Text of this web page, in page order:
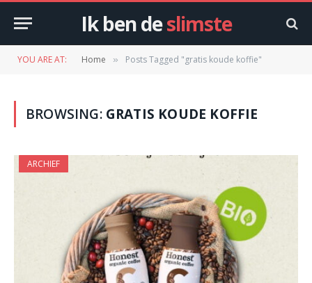
Ik ben deslimste
YOU ARE AT: Home » Posts Tagged "gratis koude koffie"
BROWSING: GRATIS KOUDE KOFFIE
ARCHIEF